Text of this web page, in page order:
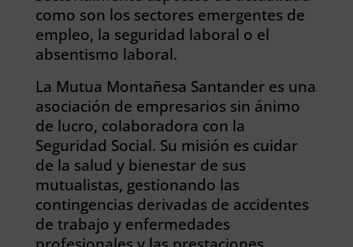
como son los sectores emergentes de
empleo, la seguridad laboral o el
absentismo laboral.
La Mutua Montañesa Santander es una
asociación de empresarios sin ánimo
de lucro, colaboradora con la
Seguridad Social. Su misión es cuidar
de la salud y bienestar de sus
mutualistas, gestionando las
contingencias derivadas de accidentes
de trabajo y enfermedades